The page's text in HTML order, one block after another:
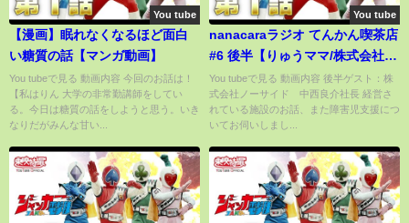
You tube
【漫画】眠れなくなるほど面白
い糖質の話【マンガ動画】
You tubeで見る 動画内容 今回のお話は！
【私はりん 大学の非常勤講師をしてい
る。今日は糖質の話をしようと思う。いき
なりだがみんな甘い...
You tube
nanacaraラジオ てんかん喫茶店
#6 後半【りゅうママ/株式会社ノ
ーサイド 中西良介社長】
You tubeで見る 動画内容 後半ゲスト：株
式会社ノーサイド 中西良介社長 経営さ
れている施設のお話、また障害児支援につ
いてお伺いしまし...